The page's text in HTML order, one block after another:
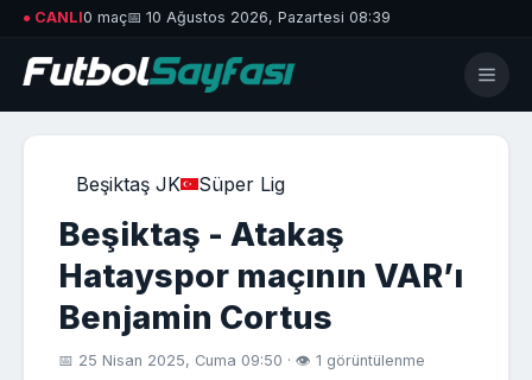
● CANLI0 maç📅 10 Ağustos 2026, Pazartesi 08:39
Beşiktaş JK Süper Lig
Beşiktaş - Atakaş
Hatayspor maçının VAR’ı
Benjamin Cortus
📅 25 Nisan 2025, Cuma 09:50 · 👁 1 görüntülenme